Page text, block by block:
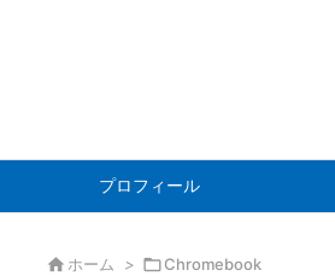
プロフィール
 ホーム > Chromebook